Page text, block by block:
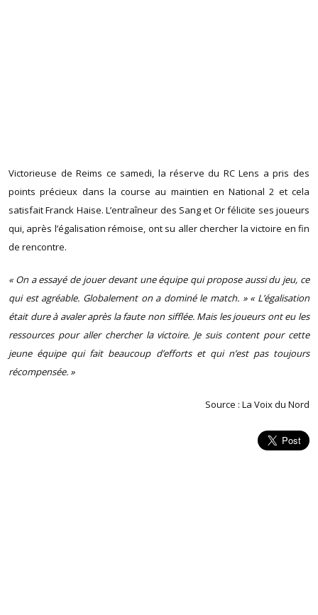
Victorieuse de Reims ce samedi, la réserve du RC Lens a pris des
points précieux dans la course au maintien en National 2 et cela
satisfait Franck Haise. L’entraîneur des Sang et Or félicite ses joueurs
qui, après l’égalisation rémoise, ont su aller chercher la victoire en fin
de rencontre.
« On a essayé de jouer devant une équipe qui propose aussi du jeu, ce
qui est agréable. Globalement on a dominé le match. » « L’égalisation
était dure à avaler après la faute non sifflée. Mais les joueurs ont eu les
ressources pour aller chercher la victoire. Je suis content pour cette
jeune équipe qui fait beaucoup d’efforts et qui n’est pas toujours
récompensée. »
Source : La Voix du Nord